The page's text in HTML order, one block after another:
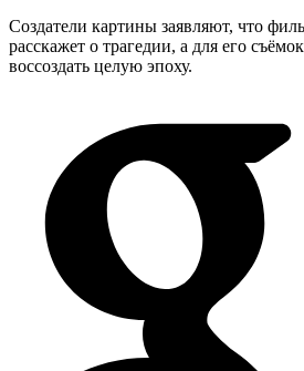
Создатели картины заявляют, что
расскажет о трагедии, а для его
воссоздать целую эпоху.